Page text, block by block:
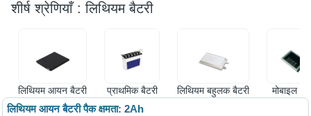
शीर्ष श्रेणियाँ :लिथियम बैटरी
लिथियम आयन बैटरी प्राथमिक बैटरी लिथियम बहुलक बैटरी मोबाइल
लिथियम आयन बैटरी पैक क्षमता: 2Ah